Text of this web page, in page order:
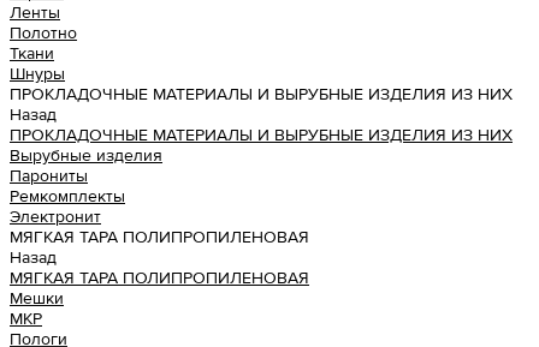
Ленты
Полотно
Ткани
Шнуры
ПРОКЛАДОЧНЫЕ МАТЕРИАЛЫ И ВЫРУБНЫЕ ИЗДЕЛИЯ ИЗ НИХ
Назад
ПРОКЛАДОЧНЫЕ МАТЕРИАЛЫ И ВЫРУБНЫЕ ИЗДЕЛИЯ ИЗ НИХ
Вырубные изделия
Парониты
Ремкомплекты
Электронит
МЯГКАЯ ТАРА ПОЛИПРОПИЛЕНОВАЯ
Назад
МЯГКАЯ ТАРА ПОЛИПРОПИЛЕНОВАЯ
Мешки
МКР
Пологи